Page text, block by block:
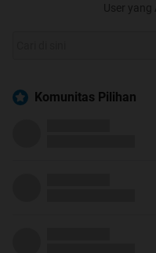
User yang
Komunitas Pilihan